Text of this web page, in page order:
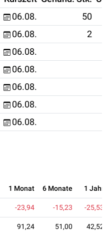
06.08. 50
06.08.
2
06.08.
06.08.
06.08.
06.08.
06.08.
1 Monat 6 Monate 1 Jahr
-23,94 -15,23 -25,53
91,24 51,00 42,52